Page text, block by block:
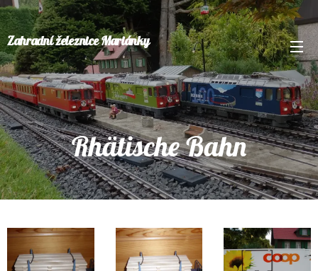
Zahradní železnice Mariánky
Rhätische Bahn